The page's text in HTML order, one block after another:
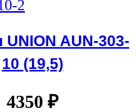
AUN-303-
10 (19,5)
4350 ₽